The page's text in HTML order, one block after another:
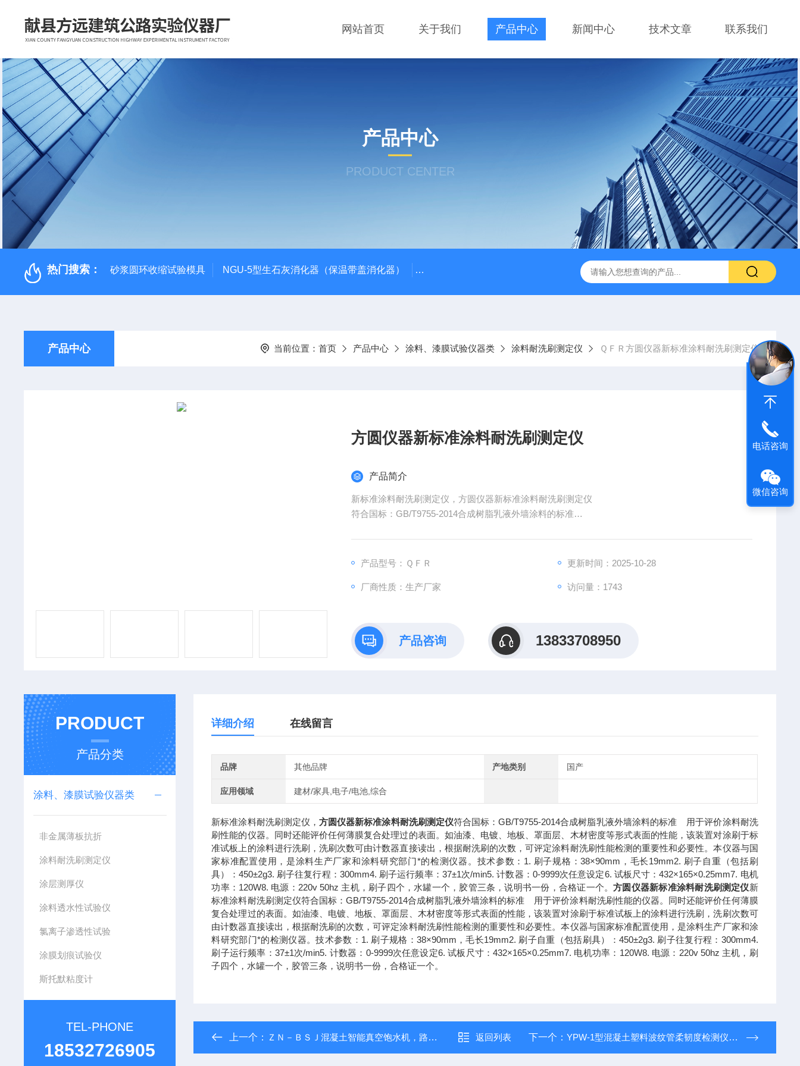
网站首页 关于我们 产品中心 新闻中心 技术文章 联系我们
产品中心
PRODUCT CENTER
热门搜索： 砂浆圆环收缩试验模具 NGU-5型生石灰消化器（保温带盖消化器） *GB/T 50080-2016标准普通混凝土泌水率试验容量筒试验方法 生石灰浆渣测定仪
产品中心 当前位置： 首页 产品中心 涂料、漆膜试验仪器类 涂料耐洗刷测定仪 ＱＦＲ方圆仪器新标准涂料耐洗刷测定仪
方圆仪器新标准涂料耐洗刷测定仪
产品简介
新标准涂料耐洗刷测定仪，方圆仪器新标准涂料耐洗刷测定仪
符合国标：GB/T9755-2014合成树脂乳液外墙涂料的标准
产品型号：ＱＦＲ
更新时间：2025-10-28
厂商性质：生产厂家 访问量：1743
产品咨询 13833708950
PRODUCT
产品分类
涂料、漆膜试验仪器类
非金属薄板抗折
涂料耐洗刷测定仪
涂层测厚仪
涂料透水性试验仪
氯离子渗透性试验
涂膜划痕试验仪
斯托默粘度计
TEL-PHONE
18532726905
详细介绍 在线留言
品牌 其他品牌 产地类别 国产
应用领域 建材/家具,电子/电池,综合
新标准涂料耐洗刷测定仪，方圆仪器新标准涂料耐洗刷测定仪符合国标：GB/T9755-2014合成树脂乳液外墙涂料的标准 用于评价涂料耐洗
刷性能的仪器。同时还能评价任何薄膜复合处理过的表面。如油漆、电镀、地板、罩面层、木材密度等形式表面的性能，该装置对涂刷于标
准试板上的涂料进行洗刷，洗刷次数可由计数器直接读出，根据耐洗刷的次数，可评定涂料耐洗刷性能检测的重要性和必要性。本仪器与国
家标准配置使用，是涂料生产厂家和涂料研究部门*的检测仪器。技术参数：1. 刷子规格：38×90mm，毛长19mm2. 刷子自重（包括刷
具）：450±2g3. 刷子往复行程：300mm4. 刷子运行频率：37±1次/min5. 计数器：0-9999次任意设定6. 试板尺寸：432×165×0.25mm7. 电机
功率：120W8. 电源：220v 50hz 主机，刷子四个，水罐一个，胶管三条，说明书一份，合格证一个。方圆仪器新标准涂料耐洗刷测定仪新
标准涂料耐洗刷测定仪符合国标：GB/T9755-2014合成树脂乳液外墙涂料的标准 用于评价涂料耐洗刷性能的仪器。同时还能评价任何薄膜
复合处理过的表面。如油漆、电镀、地板、罩面层、木材密度等形式表面的性能，该装置对涂刷于标准试板上的涂料进行洗刷，洗刷次数可
由计数器直接读出，根据耐洗刷的次数，可评定涂料耐洗刷性能检测的重要性和必要性。本仪器与国家标准配置使用，是涂料生产厂家和涂
料研究部门*的检测仪器。技术参数：1. 刷子规格：38×90mm，毛长19mm2. 刷子自重（包括刷具）：450±2g3. 刷子往复行程：300mm4.
刷子运行频率：37±1次/min5. 计数器：0-9999次任意设定6. 试板尺寸：432×165×0.25mm7. 电机功率：120W8. 电源：220v 50hz 主机，刷
子四个，水罐一个，胶管三条，说明书一份，合格证一个。
上一个： ＺＮ－ＢＳＪ混凝土智能真空饱水机，路面砖真空保水机 返回列表 下一个： YPW-1型混凝土塑料波纹管柔韧度检测仪实物图
电话咨询
微信咨询